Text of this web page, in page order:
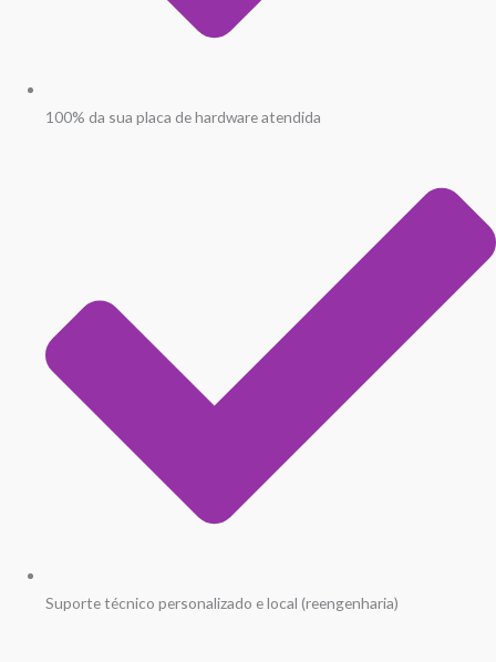
100% da sua placa de hardware atendida
Suporte técnico personalizado e local (reengenharia)